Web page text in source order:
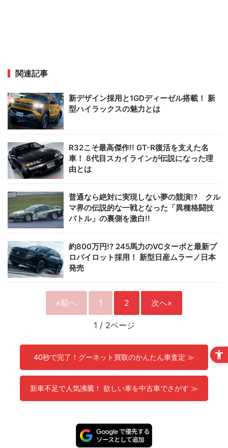
関連記事
新デザイン採用と1GDディーゼル搭載！ 新
型ハイラックスの魅力とは
R32こそ最高傑作!! GT-R復活を支えた名
車！ 8代目スカイラインが伝説になった理
由とは
普通なら絶対に実現しない夢の競演!? クル
マ界の伝説的な一戦となった「異種格闘技
バトル」の裏側を激白!!
約800万円!? 245馬力のVCターボと最新プ
ロパイロット採用！ 新型日産ムラーノ日本
発売
«前へ 1 2 次へ»
1 / 2ページ
40秒で完了！グーネット買取のかんたん車査定 ≫
新車不足で人気沸騰！ 欲しい車を中古車でさがす ≫